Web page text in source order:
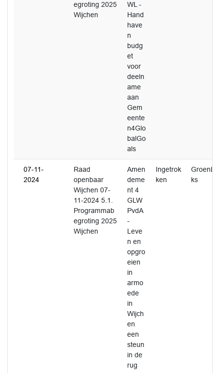
egroting 2025
Wijchen
WL -
Hand
have
n
budg
et
voor
deeln
ame
aan
Gem
eente
n4Glo
balGo
als
07-11-
2024
Raad
openbaar
Wijchen 07-
11-2024 5.1.
Programmab
egroting 2025
Wijchen
Amen
deme
nt 4
GLW
PvdA
-
Leve
n en
opgro
eien
in
armo
ede
in
Wijch
en
een
steun
in de
rug
Ingetrok
ken
GroenLin
ks